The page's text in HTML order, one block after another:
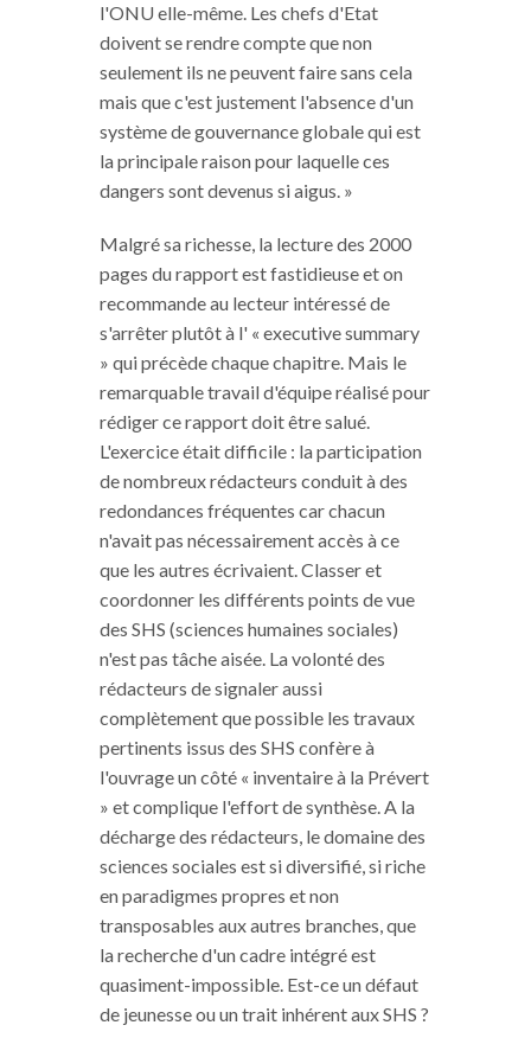
l'ONU elle-même. Les chefs d'Etat
doivent se rendre compte que non
seulement ils ne peuvent faire sans cela
mais que c'est justement l'absence d'un
système de gouvernance globale qui est
la principale raison pour laquelle ces
dangers sont devenus si aigus. »
Malgré sa richesse, la lecture des 2000
pages du rapport est fastidieuse et on
recommande au lecteur intéressé de
s'arrêter plutôt à l' « executive summary
» qui précède chaque chapitre. Mais le
remarquable travail d'équipe réalisé pour
rédiger ce rapport doit être salué.
L'exercice était difficile : la participation
de nombreux rédacteurs conduit à des
redondances fréquentes car chacun
n'avait pas nécessairement accès à ce
que les autres écrivaient. Classer et
coordonner les différents points de vue
des SHS (sciences humaines sociales)
n'est pas tâche aisée. La volonté des
rédacteurs de signaler aussi
complètement que possible les travaux
pertinents issus des SHS confère à
l'ouvrage un côté « inventaire à la Prévert
» et complique l'effort de synthèse. A la
décharge des rédacteurs, le domaine des
sciences sociales est si diversifié, si riche
en paradigmes propres et non
transposables aux autres branches, que
la recherche d'un cadre intégré est
quasiment-impossible. Est-ce un défaut
de jeunesse ou un trait inhérent aux SHS ?